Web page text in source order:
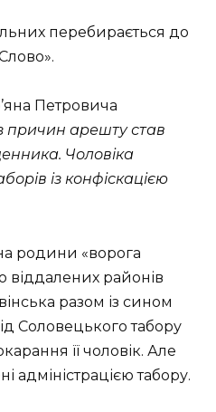
перебирається до
Петровича
причин арешту став
Чоловіка
із конфіскацією
родини «ворога
віддалених районів
разом із сином
Соловецького табору
її чоловік. Але
адміністрацією табору.